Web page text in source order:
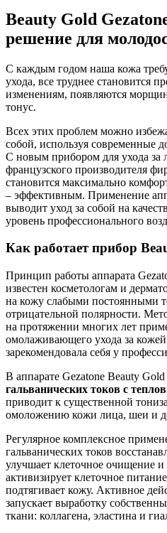
Beauty Gold
решение для
С каждым годом наша кожа
ухода, все труднее становится
изменениям, появляются
тонус.
Всех этих проблем можно
собой, используя современные
С новым прибором для ухода за
французского производителя
становится максимально
– эффективным. Применение
выводит уход за собой на
уровень профессионального
Как работает прибор
Принцип работы аппарата
известен косметологам и
на кожу слабыми постоянными
отрицательной полярности.
на протяжении многих лет
омолаживающего ухода за
зарекомендовала себя у
В аппарате Gezatone Beauty Gold
гальванических токов с
приводит к существенной
омоложению кожи лица, шеи и
Регулярное комплексное
гальванических токов
улучшает клеточное очищение
активизирует клеточное
подтягивает кожу. Активное
запускает выработку
ткани: коллагена, эластина и